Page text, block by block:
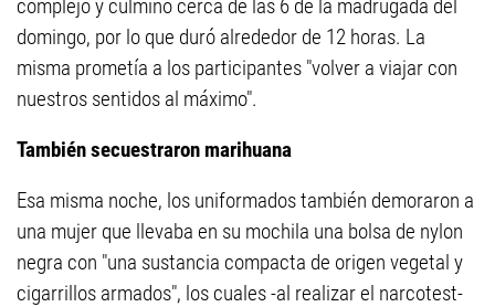
complejo y culminó cerca de las 6 de la madrugada del
domingo, por lo que duró alrededor de 12 horas. La
misma prometía a los participantes "volver a viajar con
nuestros sentidos al máximo".
También secuestraron marihuana
Esa misma noche, los uniformados también demoraron a
una mujer que llevaba en su mochila una bolsa de nylon
negra con "una sustancia compacta de origen vegetal y
cigarrillos armados", los cuales -al realizar el narcotest-